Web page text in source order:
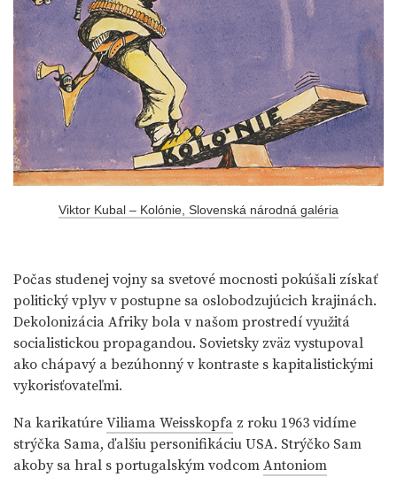
Viktor Kubal – Kolónie, Slovenská národná galéria
Počas studenej vojny sa svetové mocnosti pokúšali získať
politický vplyv v postupne sa oslobodzujúcich krajinách.
Dekolonizácia Afriky bola v našom prostredí využitá
socialistickou propagandou. Sovietsky zväz vystupoval
ako chápavý a bezúhonný v kontraste s kapitalistickými
vykorisťovateľmi.
Na karikatúre Viliama Weisskopfa z roku 1963 vidíme
strýčka Sama, ďalšiu personifikáciu USA. Strýčko Sam
akoby sa hral s portugalským vodcom Antoniom